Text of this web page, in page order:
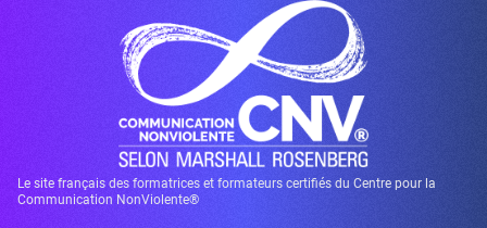
Le site français des formatrices et formateurs certifiés du Centre pour la
Communication NonViolente®